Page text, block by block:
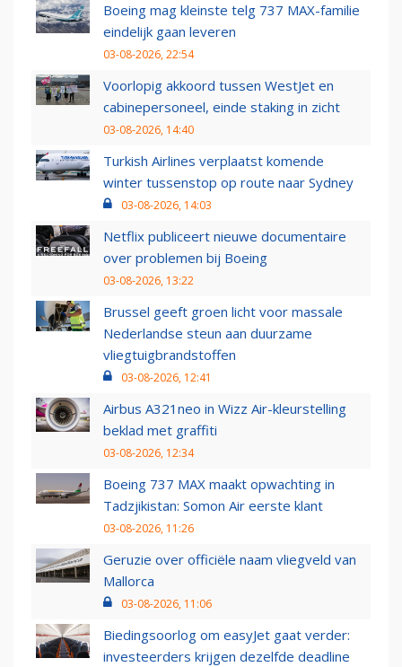
Boeing mag kleinste telg 737 MAX-familie
eindelijk gaan leveren
03-08-2026, 22:54
Voorlopig akkoord tussen WestJet en
cabinepersoneel, einde staking in zicht
03-08-2026, 14:40
Turkish Airlines verplaatst komende
winter tussenstop op route naar Sydney
03-08-2026, 14:03
Netflix publiceert nieuwe documentaire
over problemen bij Boeing
03-08-2026, 13:22
Brussel geeft groen licht voor massale
Nederlandse steun aan duurzame
vliegtuigbrandstoffen
03-08-2026, 12:41
Airbus A321neo in Wizz Air-kleurstelling
beklad met graffiti
03-08-2026, 12:34
Boeing 737 MAX maakt opwachting in
Tadzjikistan: Somon Air eerste klant
03-08-2026, 11:26
Geruzie over officiële naam vliegveld van
Mallorca
03-08-2026, 11:06
Biedingsoorlog om easyJet gaat verder:
investeerders krijgen dezelfde deadline